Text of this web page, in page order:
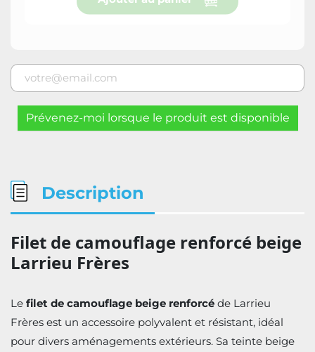
Prévenez-moi lorsque le produit est disponible
Description
Filet de camouflage renforcé beige
Larrieu Frères
Le filet de camouflage beige renforcé de Larrieu
Frères est un accessoire polyvalent et résistant, idéal
pour divers aménagements extérieurs. Sa teinte beige